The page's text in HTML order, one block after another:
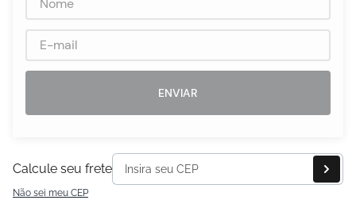
ENVIAR
Calcule seu frete
Não sei meu CEP